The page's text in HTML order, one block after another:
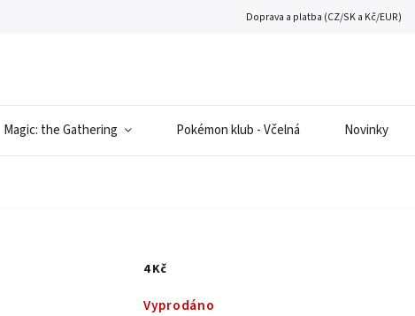
Doprava a platba (CZ/SK a Kč/EUR)
Magic: the Gathering Pokémon klub - Včelná Novinky
4 Kč
Vyprodáno